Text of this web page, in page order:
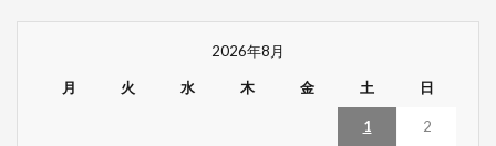
2026年8月
月 火 水 木 金 土 日
1 2